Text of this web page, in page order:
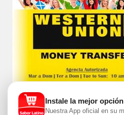
Instale la mejor
Nuestra App oficial en su